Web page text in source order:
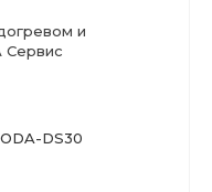
и
Сервис
ODA-DS30